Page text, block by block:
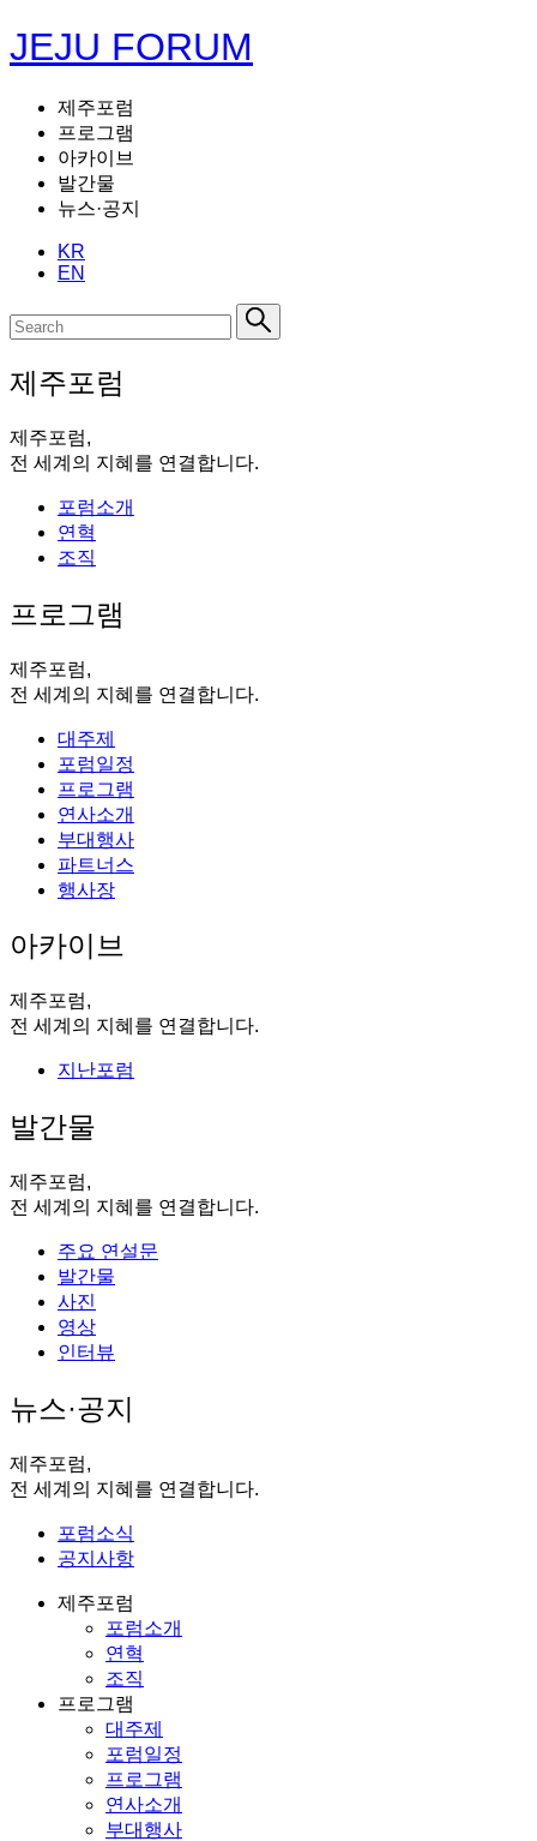
JEJU FORUM
제주포럼
프로그램
아카이브
발간물
뉴스·공지
KR
EN
제주포럼
제주포럼,
전 세계의 지혜를 연결합니다.
포럼소개
연혁
조직
프로그램
제주포럼,
전 세계의 지혜를 연결합니다.
대주제
포럼일정
프로그램
연사소개
부대행사
파트너스
행사장
아카이브
제주포럼,
전 세계의 지혜를 연결합니다.
지난포럼
발간물
제주포럼,
전 세계의 지혜를 연결합니다.
주요 연설문
발간물
사진
영상
인터뷰
뉴스·공지
제주포럼,
전 세계의 지혜를 연결합니다.
포럼소식
공지사항
제주포럼
포럼소개
연혁
조직
프로그램
대주제
포럼일정
프로그램
연사소개
부대행사